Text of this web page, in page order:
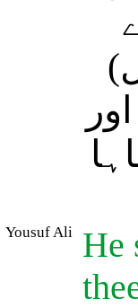
Yousuf Ali
He